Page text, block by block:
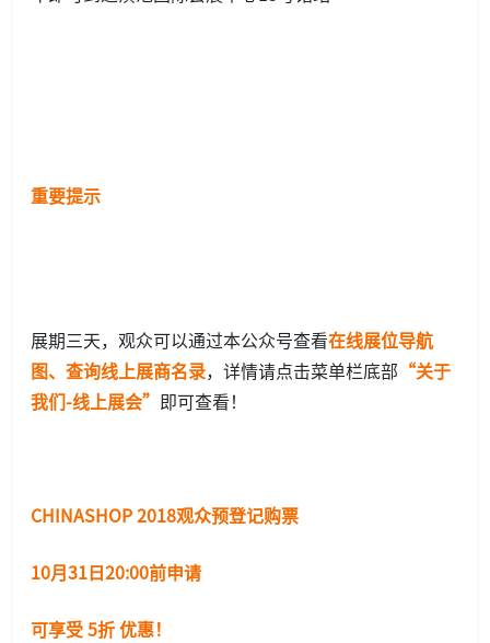
重要提示
展期三天，观众可以通过本公众号查看在线展位导航
图、查询线上展商名录，详情请点击菜单栏底部 “关于
我们-线上展会” 即可查看！
CHINASHOP 2018观众预登记购票
10月31日20:00前申请
可享受5折优惠！